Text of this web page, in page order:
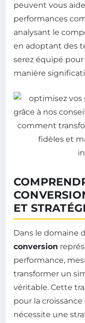
peuvent vous
performances
analysant le
en adoptant des
serez équipé
manière
ET
Dans le domaine
conversion
performance,
transformer un
véritable. Cette
pour la
nécessite une